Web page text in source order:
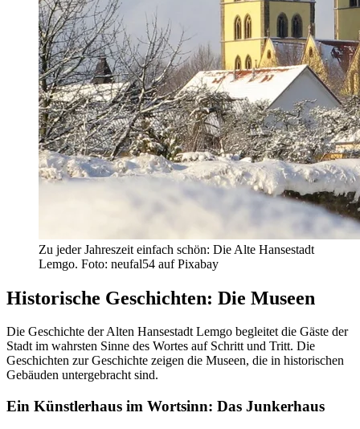
Zu jeder Jahreszeit einfach schön: Die Alte Hansestadt
Lemgo. Foto: neufal54 auf Pixabay
Historische Geschichten: Die Museen
Die Geschichte der Alten Hansestadt Lemgo begleitet die Gäste der
Stadt im wahrsten Sinne des Wortes auf Schritt und Tritt. Die
Geschichten zur Geschichte zeigen die Museen, die in historischen
Gebäuden untergebracht sind.
Ein Künstlerhaus im Wortsinn: Das Junkerhaus